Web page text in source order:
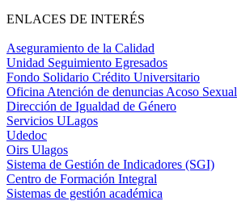
ENLACES DE INTERÉS
Aseguramiento de la Calidad
Unidad Seguimiento Egresados
Fondo Solidario Crédito Universitario
Oficina Atención de denuncias Acoso Sexual
Dirección de Igualdad de Género
Servicios ULagos
Udedoc
Oirs Ulagos
Sistema de Gestión de Indicadores (SGI)
Centro de Formación Integral
Sistemas de gestión académica